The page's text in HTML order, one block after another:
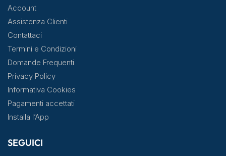
Account
Assistenza Clienti
Contattaci
Termini e Condizioni
Domande Frequenti
Privacy Policy
Informativa Cookies
Pagamenti accettati
Installa l’App
SEGUICI